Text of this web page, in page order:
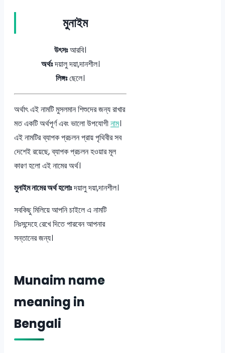
মুনাইম
উৎসঃআরবি।
অর্থঃদয়ালু দয়া,দানশীল।
লিঙ্গঃছেলে।
অর্থাৎ এই নামটি মুসলমান শিশুদের জন্য রাখার
মত একটি অর্থপূর্ণ এবং ভালো উপযোগীনাম।
এই নামটির ব্যাপক প্রচলন প্রায় পৃথিবীর সব
দেশেই রয়েছে, ব্যাপক প্রচলন হওয়ার মূল
কারণ হলো এই নামের অর্থ।
মুনাইম নামের অর্থ হলোঃদয়ালু দয়া,দানশীল।
সবকিছু মিলিয়ে আপনি চাইলে এ নামটি
নিঃসন্দেহে রেখে দিতে পারবেন আপনার
সন্তানের জন্য।
Munaim name
meaning in
Bengali